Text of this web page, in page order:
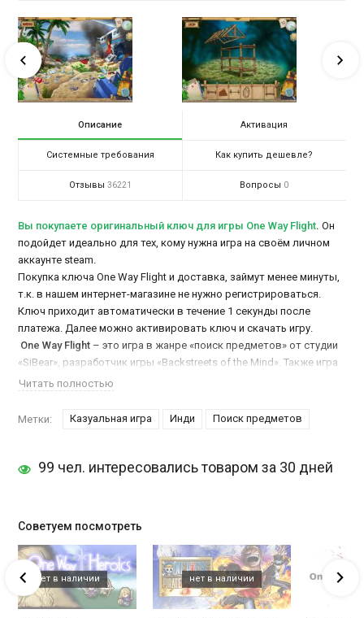
Описание Активация
Системные требования Как купить дешевле?
Отзывы 36221 Вопросы 0
Вы покупаете оригинальный ключ для игры One Way Flight. Он
подойдет идеально для тех, кому нужна игра на своём личном
аккаунте steam.
Покупка ключа One Way Flight и доставка, займут менее минуты,
т.к. в нашем интернет-магазине не нужно регистрироваться.
Ключ приходит автоматически в течение 1 секунды после
платежа. Далее можно активировать ключ и скачать игру.
One Way Flight – это игра в жанре «поиск предметов» от студии
«SiBear», разработчик игры «Backstreets of the Mind». Также игра
содержит в себе несколько различных мини-игр, которые
которую вызвало необычайное атмосферное явление. Все что
Читать полностью
Метки: Казуальная игра Инди Поиск предметов
99 чел. интересовались товаром за 30 дней
Советуем посмотреть